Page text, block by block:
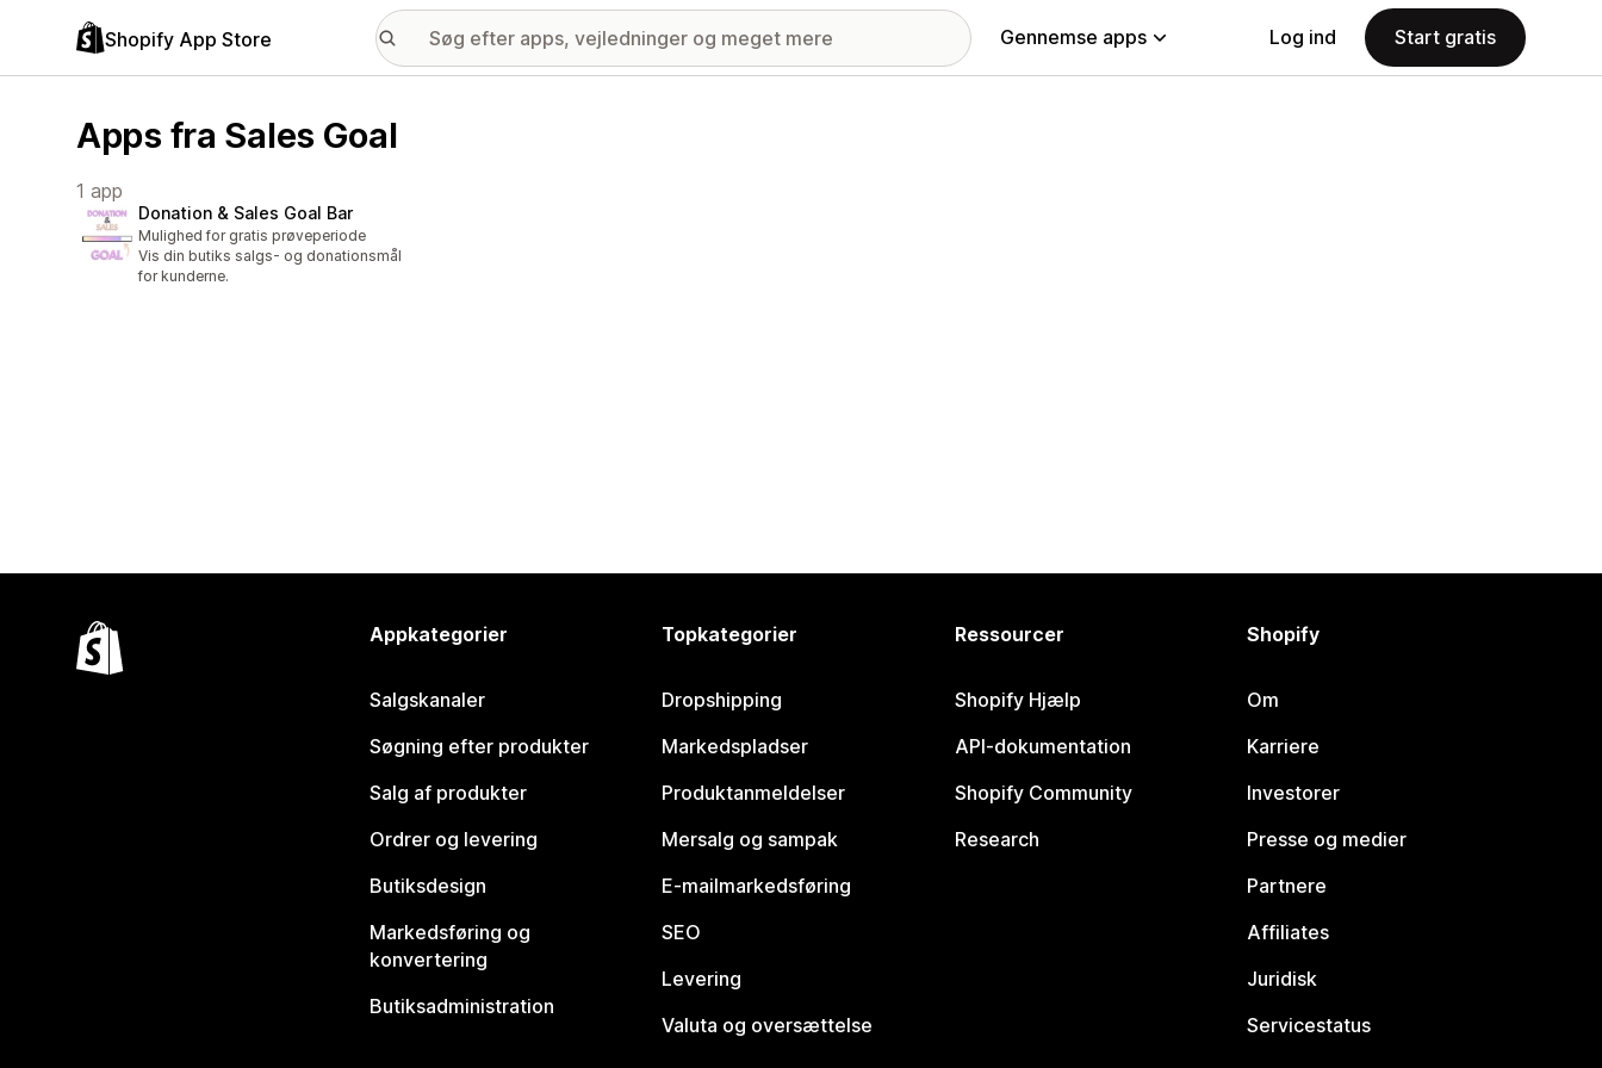
Shopify App Store Gennemse apps Log ind Start gratis
Apps fra Sales Goal
1 app
Donation & Sales Goal Bar
Mulighed for gratis prøveperiode
Vis din butiks salgs- og donationsmål
for kunderne.
Appkategorier
Salgskanaler
Søgning efter produkter
Salg af produkter
Ordrer og levering
Butiksdesign
Markedsføring og
konvertering
Butiksadministration
Topkategorier
Dropshipping
Markedspladser
Produktanmeldelser
Mersalg og sampak
E-mailmarkedsføring
SEO
Levering
Valuta og oversættelse
Ressourcer
Shopify Hjælp
API-dokumentation
Shopify Community
Research
Shopify
Om
Karriere
Investorer
Presse og medier
Partnere
Affiliates
Juridisk
Servicestatus